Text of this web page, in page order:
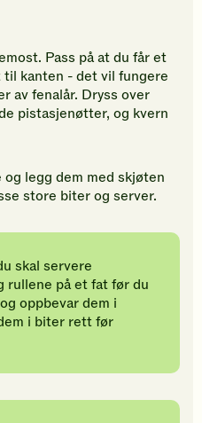
din
Pass på at du får et
kanten - det vil fungere
av fenalår. Dryss over
pistasjenøtter, og kvern
legg dem med skjøten
store biter og server.
skal servere
rullene på et fat før du
oppbevar dem i
i biter rett før